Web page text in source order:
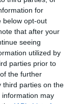
for
below opt-out
that after your
seeing
utilized by
parties prior to
the further
third parties on the
information may